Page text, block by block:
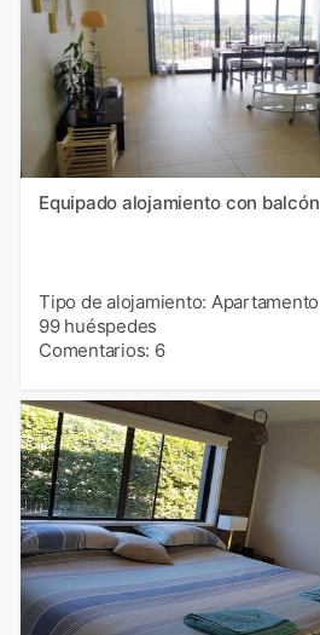
Equipado alojamiento con balcón
Tipo de alojamiento: Apartamento
99 huéspedes
Comentarios: 6